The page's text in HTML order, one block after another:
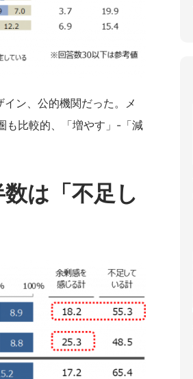
ン、公的機関だった。メ
も比較的、「増やす」-「減
は「不足し